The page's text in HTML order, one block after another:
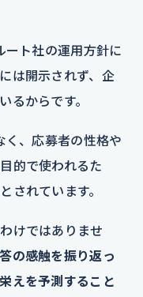
ート社の運用方針に
は開示されず、企
るからです。
く、応募者の性格や
的で使われるた
されています。
けではありませ
の感触を振り返っ
えを予測すること